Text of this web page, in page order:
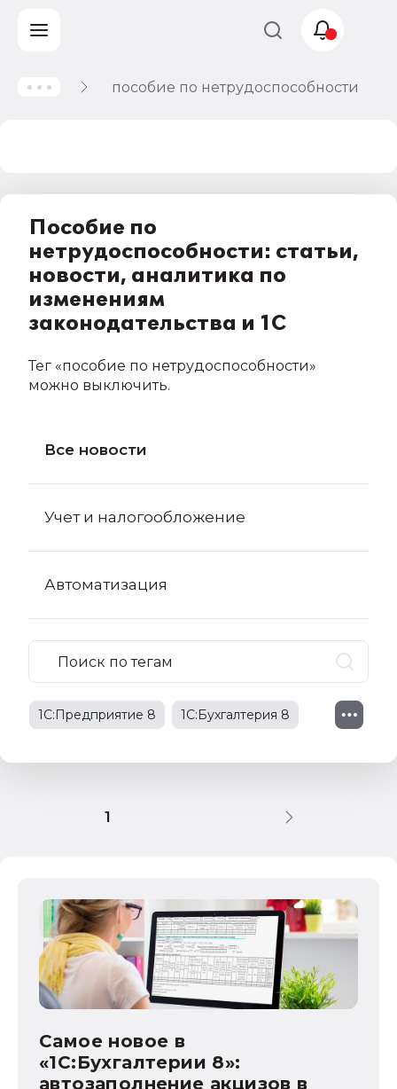
пособие по нетрудоспособности
Пособие по
нетрудоспособности: статьи,
новости, аналитика по
изменениям
законодательства и 1С
Тег «пособие по нетрудоспособности»
можно выключить.
Все новости
Учет и налогообложение
Автоматизация
1С:Предприятие 8 1С:Бухгалтерия 8
1С:Бухгалтерия государственного
1С:Зарплата и управление персоналом
права работников НДФЛ
1С:Управление производственным
предприятием
1
Самое новое в
«1С:Бухгалтерии 8»:
автозаполнение акцизов в
Учет и